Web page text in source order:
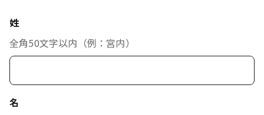
姓
全角50文字以内（例：宮内）
名